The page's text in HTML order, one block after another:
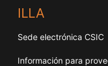
ILLA
Sede electrónica CSIC
Información para